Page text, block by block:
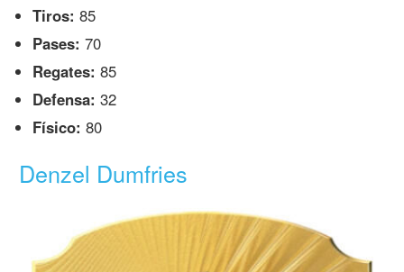
Tiros: 85
Pases: 70
Regates: 85
Defensa: 32
Físico: 80
Denzel Dumfries